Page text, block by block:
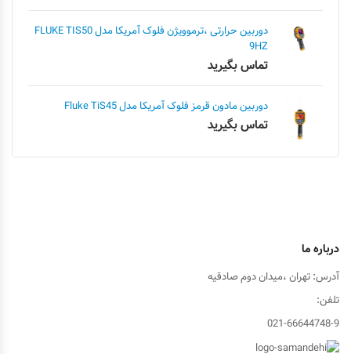
دوربین حرارتی ،ترموویژن فلوک آمریکا مدل FLUKE TIS50
9HZ
تماس بگیرید
دوربین مادون قرمز فلوک آمریکا مدل Fluke TiS45
تماس بگیرید
درباره ما
آدرس: تهران ،میدان دوم صادقیه
تلفن:
021-66644748-9